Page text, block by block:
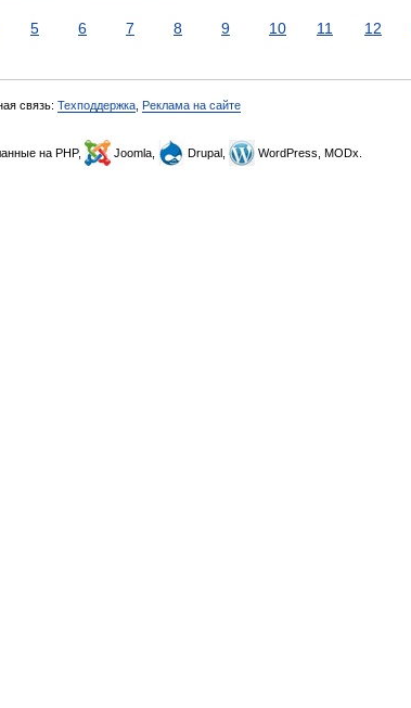
5 6 7 8 9 10 11 12
связь: Техподдержка Реклама на сайте
на PHP, Joomla, Drupal, WordPress, MODx.